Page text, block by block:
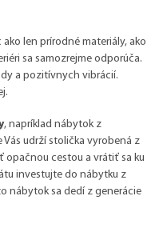
len prírodné materiály, ako
sa samozrejme odporúča.
a pozitívnych vibrácií.
, napríklad nábytok z
Vás udrží stolička vyrobená z
opačnou cestou a vrátiť sa ku
investujte do nábytku z
nábytok sa dedí z generácie